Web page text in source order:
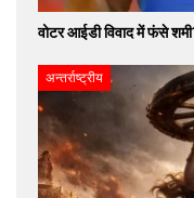
वोटर आईडी विवाद में फंसे
अन्तर्राष्ट्रीय